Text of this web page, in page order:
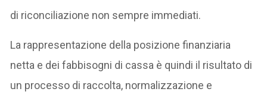
di riconciliazione non sempre immediati.
La rappresentazione della posizione finanziaria
netta e dei fabbisogni di cassa è quindi il risultato di
un processo di raccolta, normalizzazione e